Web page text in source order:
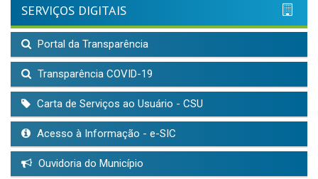
SERVIÇOS DIGITAIS
Portal da Transparência
Transparência COVID-19
Carta de Serviços ao Usuário - CSU
Acesso à Informação - e-SIC
Ouvidoria do Município